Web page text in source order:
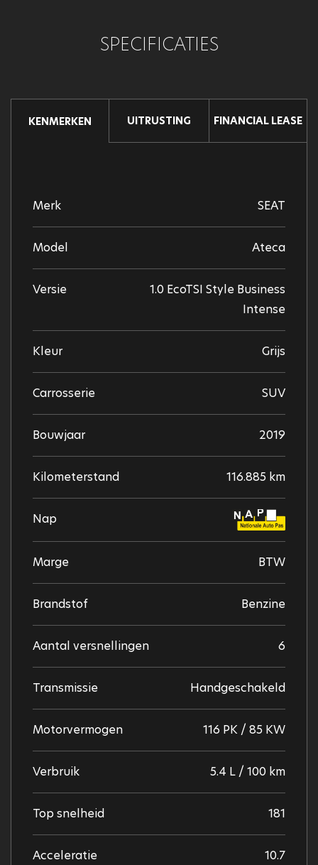
SPECIFICATIES
KENMERKEN UITRUSTING FINANCIAL LEASE
Merk SEAT
Model Ateca
Versie
1.0 EcoTSI Style Business
Intense
Kleur Grijs
Carrosserie SUV
Bouwjaar 2019
Kilometerstand 116.885 km
Nap
Marge BTW
Brandstof Benzine
Aantal versnellingen 6
Transmissie Handgeschakeld
Motorvermogen 116 PK / 85 KW
Verbruik 5.4 L / 100 km
Top snelheid 181
Acceleratie 10.7